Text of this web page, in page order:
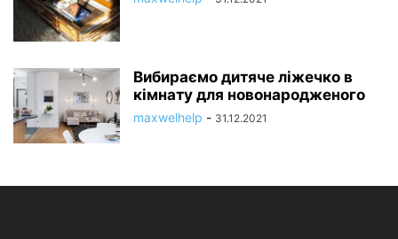
Вибираємо дитяче ліжечко в
кімнату для новонародженого
maxwelhelp - 31.12.2021